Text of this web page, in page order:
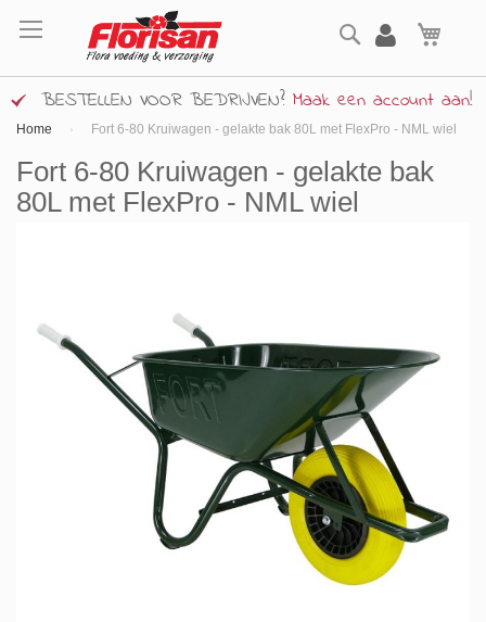
naar
inhoud
Zoek
BESTELLEN VOOR BEDRIJVEN? Maak een account aan!
Home Fort 6-80 Kruiwagen - gelakte bak 80L met FlexPro - NML wiel
Fort 6-80 Kruiwagen - gelakte bak
80L met FlexPro - NML wiel
afbeeldingen-